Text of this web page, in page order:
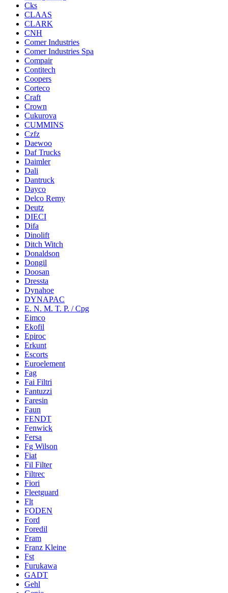
Cks
CLAAS
CLARK
CNH
Comer Industries
Comer Industries Spa
Compair
Contitech
Coopers
Corteco
Craft
Crown
Cukurova
CUMMINS
Czfz
Daewoo
Daf Trucks
Daimler
Dali
Dantruck
Dayco
Delco Remy
Deutz
DIECI
Difa
Dinolift
Ditch Witch
Donaldson
Dongil
Doosan
Dressta
Dynahoe
DYNAPAC
E. N. M. T. P. / Cpg
Eimco
Ekofil
Epiroc
Erkunt
Escorts
Euroelement
Fag
Fai Filtri
Fantuzzi
Faresin
Faun
FENDT
Fenwick
Fersa
Fg Wilson
Fiat
Fil Filter
Filtrec
Fiori
Fleetguard
Flt
FODEN
Ford
Foredil
Fram
Franz Kleine
Fst
Furukawa
GADT
Gehl